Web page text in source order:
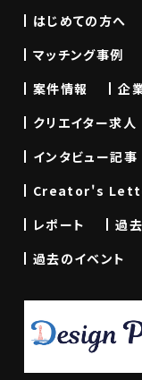
はじめての方へ
マッチング事例
案件情報
企
クリエイター求人
インタビュー記事
Creator's
レポート
過
過去のイベント